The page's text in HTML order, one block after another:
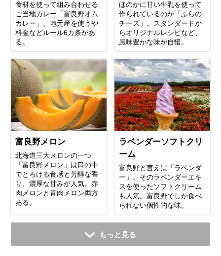
食材を使って組み合わせる
ご当地カレー「富良野オム
カレー」。地元産を使うや
料金などルール6カ条があ
る。
ほのかに甘い牛乳を使って
作られているのが「ふらの
チーズ」。スタンダードか
らオリジナルレシピなど、
風味豊かな味が自慢。
富良野メロン
北海道三大メロンの一つ
「富良野メロン」は口の中
でとろける食感と芳醇な香
り、濃厚な甘みが人気。赤
肉メロンと青肉メロン両方
ある。
ラベンダーソフトクリ
ーム
富良野と言えば「ラベンダ
ー」。そのラベンダーエキ
スを使ったソフトクリーム
も人気。富良野でしか食べ
られない個性的な味。
もっと見る